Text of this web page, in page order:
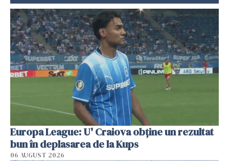
Europa League: U' Craiova obține un rezultat
bun în deplasarea de la Kups
06 AUGUST 2026